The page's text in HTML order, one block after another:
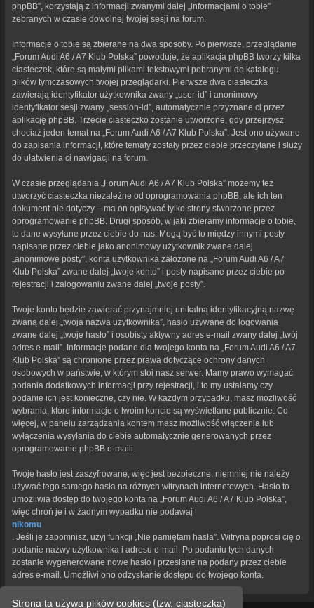
Strona ta używa plików cookies (tzw. ciasteczka)
phpBB”, korzystają z informacji zwanymi dalej „informacjami o tobie”
zebranych w czasie dowolnej twojej sesji na forum.
Informacje o tobie są zbierane na dwa sposoby. Po pierwsze, przeglądanie
„Forum Audi A6 / A7 Klub Polska” powoduje, że aplikacja phpBB tworzy kilka
ciasteczek, które są małymi plikami tekstowymi pobranymi do katalogu
plików tymczasowych twojej przeglądarki. Pierwsze dwa ciasteczka
zawierają identyfikator użytkownika zwany „user-id” i anonimowy
identyfikator sesji zwany „session-id”, automatycznie przyznane ci przez
aplikację phpBB. Trzecie ciasteczko zostanie utworzone, gdy przejrzysz
chociaż jeden temat na „Forum Audi A6 / A7 Klub Polska”. Jest ono używane
do zapisania informacji, które tematy zostały przez ciebie przeczytane i służy
do ułatwienia ci nawigacji na forum.
W czasie przeglądania „Forum Audi A6 / A7 Klub Polska” możemy też
utworzyć ciasteczka niezależne od oprogramowania phpBB, ale ich ten
dokument nie dotyczy – ma on opisywać tylko strony stworzone przez
oprogramowanie phpBB. Drugi sposób, w jaki zbieramy informacje o tobie,
to dane wysyłane przez ciebie do nas. Mogą być to między innymi posty
napisane przez ciebie jako anonimowy użytkownik zwane dalej
„anonimowe posty”, konta użytkownika założone na „Forum Audi A6 / A7
Klub Polska” zwane dalej „twoje konto” i posty napisane przez ciebie po
rejestracji i zalogowaniu zwane dalej „twoje posty”.
Twoje konto będzie zawierać przynajmniej unikalną identyfikacyjną nazwę
zwaną dalej „twoja nazwa użytkownika”, hasło używane do logowania
zwane dalej „twoje hasło” i osobisty aktywny adres e-mail zwany dalej „twój
adres e-mail”. Informacje podane dla twojego konta na „Forum Audi A6 / A7
Klub Polska” są chronione przez prawa dotyczące ochrony danych
osobowych w państwie, w którym stoi nasz serwer. Mamy prawo wymagać
podania dodatkowych informacji przy rejestracji, i to my ustalamy czy
podanie ich jest konieczne, czy nie. W każdym przypadku, masz możliwość
wybrania, które informacje o twoim koncie są wyświetlane publicznie. Co
więcej, w panelu zarządzania kontem masz możliwość włączenia lub
wyłączenia wysyłania do ciebie automatycznie generowanych przez
oprogramowanie phpBB e-maili.
Twoje hasło jest zaszyfrowane, więc jest bezpieczne, niemniej nie należy
używać tego samego hasła na różnych witrynach internetowych. Hasło to
umożliwia dostęp do twojego konta na „Forum Audi A6 / A7 Klub Polska”,
więc chroń je i w żadnym wypadku nie podawaj
nikomu
. Jeśli je zapomnisz, użyj funkcji „Nie pamiętam hasła”. Witryna poprosi cię o
podanie nazwy użytkownika i adresu e-mail. Po podaniu tych danych
zostanie wygenerowane nowe hasło i przesłane na podany przez ciebie
adres e-mail. Umożliwi ono odzyskanie dostępu do twojego konta.